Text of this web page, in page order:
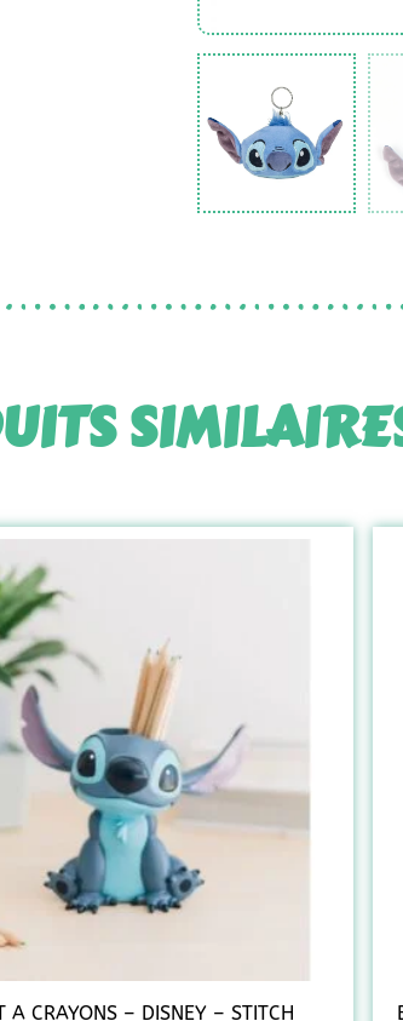
A CRAYONS – DISNEY – STITCH